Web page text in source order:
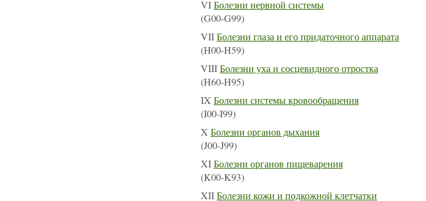
VIБолезни нервной системы
(G00-G99)
VIIБолезни глаза и его придаточного аппарата
(H00-H59)
VIIIБолезни уха и сосцевидного отростка
(H60-H95)
IX Болезни системы кровообращения
(I00-I99)
X Болезни органов дыхания
(J00-J99)
XIБолезни органов пищеварения
(K00-K93)
XIIБолезни кожи и подкожной клетчатки